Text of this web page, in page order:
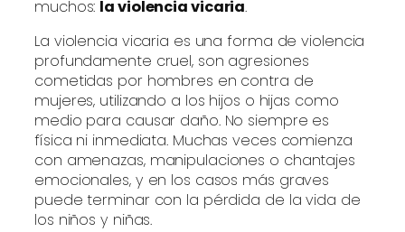
muchos: la violencia vicaria.
La violencia vicaria es una forma de violencia
profundamente cruel, son agresiones
cometidas por hombres en contra de
mujeres, utilizando a los hijos o hijas como
medio para causar daño. No siempre es
física ni inmediata. Muchas veces comienza
con amenazas, manipulaciones o chantajes
emocionales, y en los casos más graves
puede terminar con la pérdida de la vida de
los niños y niñas.